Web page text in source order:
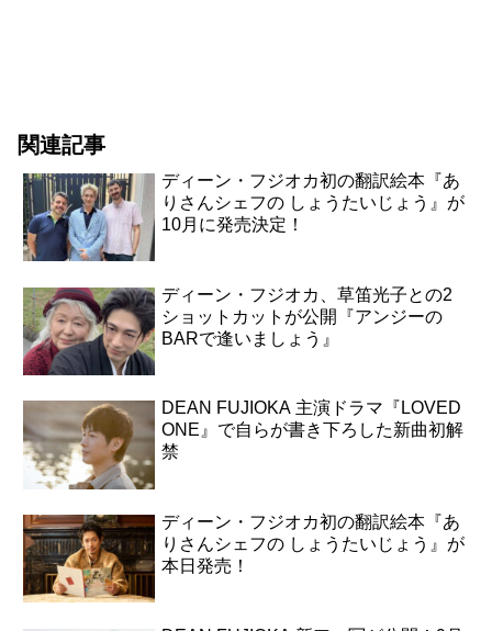
関連記事
ディーン・フジオカ初の翻訳絵本『あ
りさんシェフの しょうたいじょう』が
10月に発売決定！
ディーン・フジオカ、草笛光子との2
ショットカットが公開『アンジーの
BARで逢いましょう』
DEAN FUJIOKA 主演ドラマ『LOVED
ONE』で自らが書き下ろした新曲初解
禁
ディーン・フジオカ初の翻訳絵本『あ
りさんシェフの しょうたいじょう』が
本日発売！